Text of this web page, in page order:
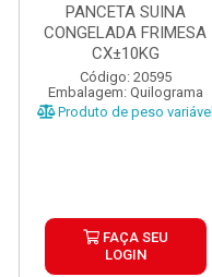
PANCETA SUINA
CONGELADA FRIMESA
CX±10KG
Código: 20595
Embalagem: Quilograma
Produto de peso variável
FAÇA SEU
LOGIN